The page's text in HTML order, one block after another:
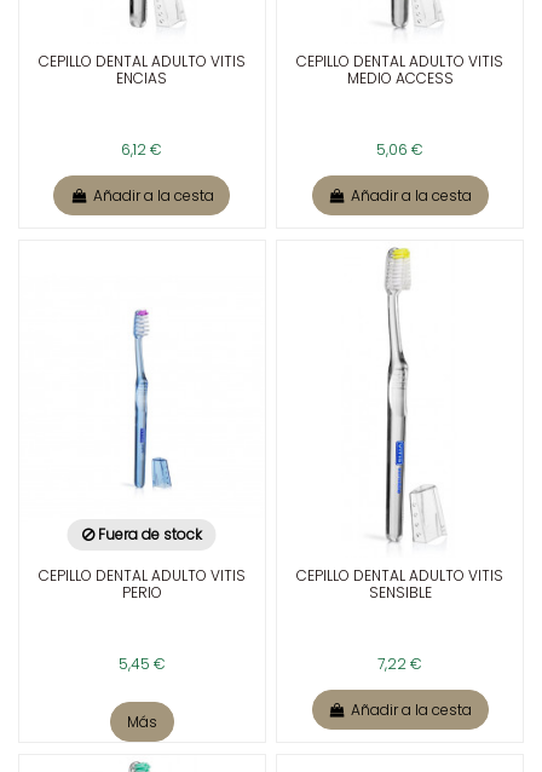
CEPILLO DENTAL ADULTO VITIS
ENCIAS
6,12 €
Añadir a la cesta
CEPILLO DENTAL ADULTO VITIS
MEDIO ACCESS
5,06 €
Añadir a la cesta
Fuera de stock
CEPILLO DENTAL ADULTO VITIS
PERIO
5,45 €
Más
CEPILLO DENTAL ADULTO VITIS
SENSIBLE
7,22 €
Añadir a la cesta